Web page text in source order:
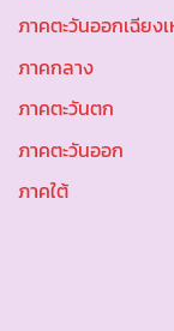
ภาคตะวันออกเฉียง
ภาคกลาง
ภาคตะวันตก
ภาคตะวันออก
ภาคใต้